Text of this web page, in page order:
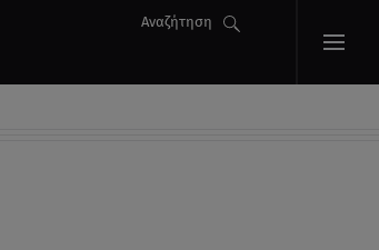
Αναζήτηση